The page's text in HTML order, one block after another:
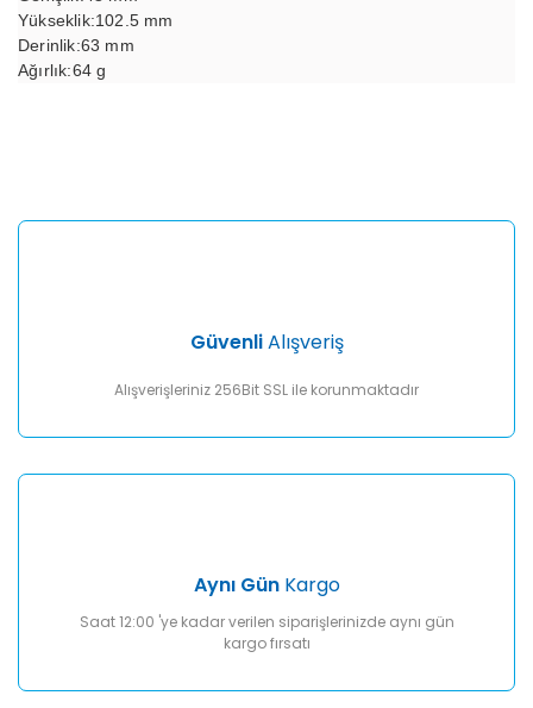
Yükseklik:102.5 mm
Derinlik:63 mm
Ağırlık:64 g
Yorum Yaz
Ürün fiyatı diğer sitelerden daha pahalı.
GüvenliAlışveriş
Alışverişleriniz 256Bit SSL ile korunmaktadır
Aynı GünKargo
Saat 12:00 'ye kadar verilen siparişlerinizde aynı gün
kargo fırsatı